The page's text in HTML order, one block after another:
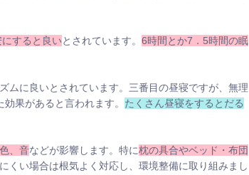
すると良いとされています。 6時間とか7．5時間の眠
ムに良いとされています。三番目の昼寝ですが、無理
果があると言われます。 たくさん昼寝をするとだる
、音などが影響します。特に枕の具合やベッド・布団
くい場合は根気よく対応し、環境整備に取り組みまし